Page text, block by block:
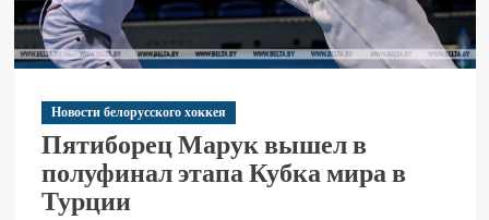
Новости белорусского хоккея
Пятиборец Марук вышел в
полуфинал этапа Кубка мира в
Турции